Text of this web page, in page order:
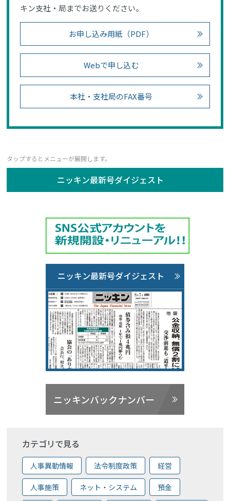
キン支社・局までお送りください。
お申し込み用紙（PDF）
Webで申し込む
本社・支社局のFAX番号
ニッキン最新号ダイジェスト
ニッキン最新号ダイジェスト
ニッキンバックナンバー
カテゴリで見る
人事異動情報 法令制度政策 経営
人事施策 ネット・システム 預金